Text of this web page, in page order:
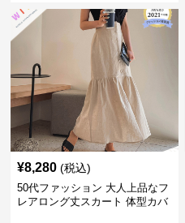
¥8,280 (税込)
50代ファッション 大人上品なフ
レアロング丈スカート 体型カバ